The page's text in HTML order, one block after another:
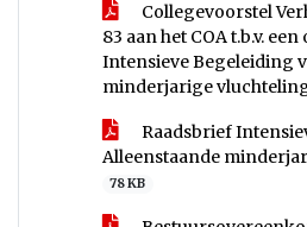
Collegevoorstel
83 aan het COA t.b.v.
Intensieve Begeleiding
minderjarige
Raadsbrief
Alleenstaande
78 KB